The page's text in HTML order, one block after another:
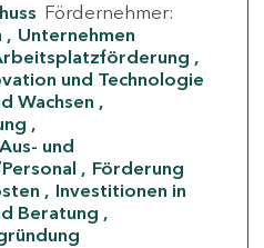
Fördernehmer:
Unternehmen
und Technologie
Wachsen
und
Förderung
Investitionen in
Beratung